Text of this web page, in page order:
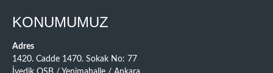
KONUMUMUZ
Adres
1420. Cadde 1470. Sokak No: 77